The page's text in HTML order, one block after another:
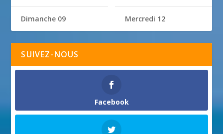
Dimanche 09 Mercredi 12
SUIVEZ-NOUS
Facebook